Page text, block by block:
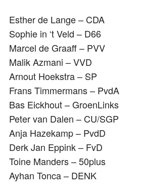
Esther de Lange – CDA
Sophie in ‘t Veld – D66
Marcel de Graaff – PVV
Malik Azmani – VVD
Arnout Hoekstra – SP
Frans Timmermans – PvdA
Bas Eickhout – GroenLinks
Peter van Dalen – CU/SGP
Anja Hazekamp – PvdD
Derk Jan Eppink – FvD
Toine Manders – 50plus
Ayhan Tonca – DENK